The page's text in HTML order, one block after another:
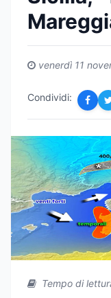
venerdì 11
Condividi:
Tempo di